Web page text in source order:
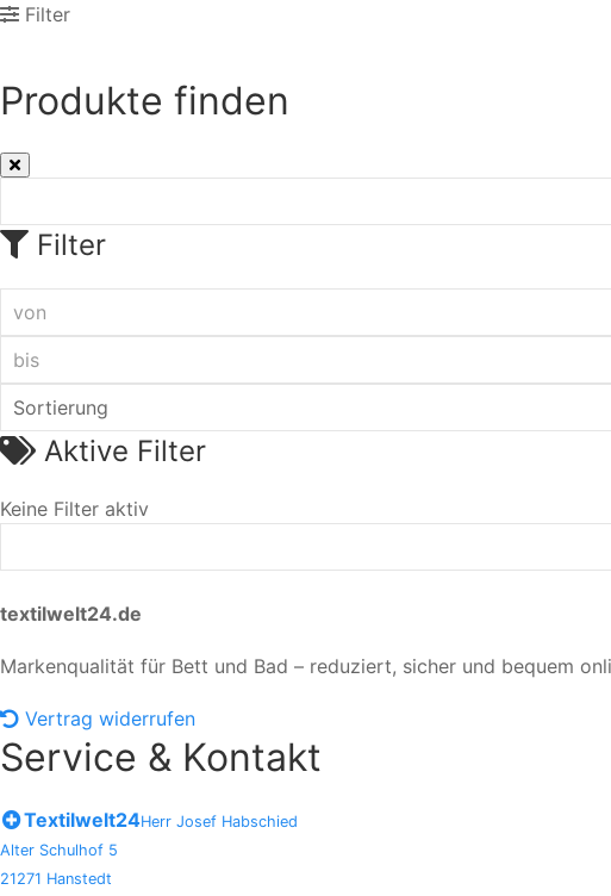
Filter
Produkte finden
Filter
Aktive Filter
Keine Filter aktiv
textilwelt24.de
Markenqualität für Bett und Bad – reduziert, sicher und bequem
Vertrag widerrufen
Service & Kontakt
Textilwelt24Herr Josef Habschied
Alter Schulhof 5
21271 Hanstedt